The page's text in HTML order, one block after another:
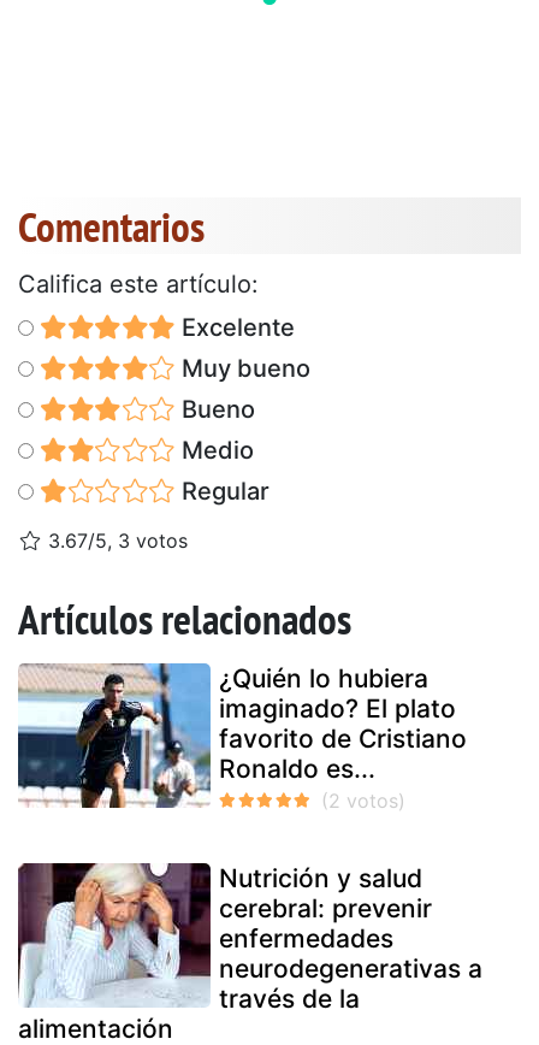
Comentarios
Califica este artículo:
Excelente
Muy bueno
Bueno
Medio
Regular
3.67/5, 3 votos
Artículos relacionados
¿Quién lo hubiera
imaginado? El plato
favorito de Cristiano
Ronaldo es...
Nutrición y salud
cerebral: prevenir
enfermedades
neurodegenerativas a
través de la
alimentación